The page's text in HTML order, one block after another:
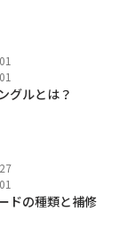
グルとは？
ドの種類と補修